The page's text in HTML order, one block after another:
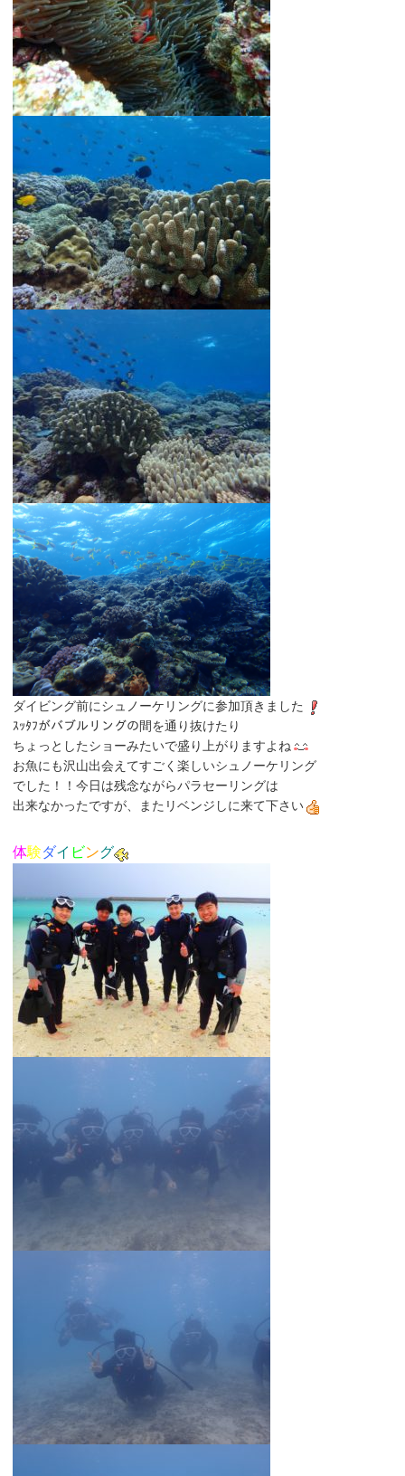
ダイビング前にシュノーケリングに参加頂きました
ｽｯﾀﾌがバブルリングの間を通り抜けたり
ちょっとしたショーみたいで盛り上がりますよね
お魚にも沢山出会えてすごく楽しいシュノーケリング
でした！！今日は残念ながらパラセーリングは
出来なかったですが、またリベンジしに来て下さい
体験ダイ ビング